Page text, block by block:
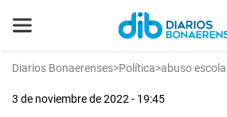
Diarios Bonaerenses>Política>abuso
3 de noviembre de 2022 - 19:45